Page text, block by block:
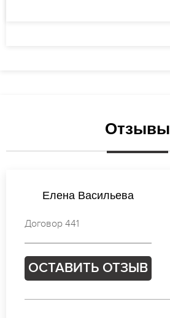
Отзывы
Елена Васильева
Договор 441
ОСТАВИТЬ ОТЗЫВ